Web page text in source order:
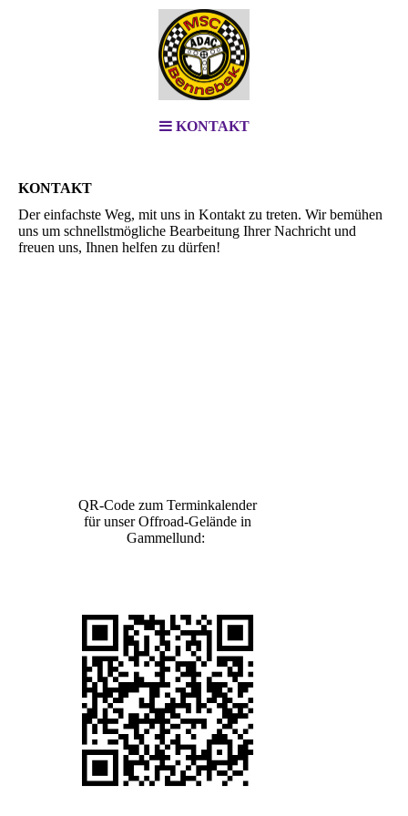
KONTAKT
KONTAKT
Der einfachste Weg, mit uns in Kontakt zu treten. Wir bemühen
uns um schnellstmögliche Bearbeitung Ihrer Nachricht und
freuen uns, Ihnen helfen zu dürfen!
QR-Code zum Terminkalender
für unser Offroad-Gelände in
Gammellund: